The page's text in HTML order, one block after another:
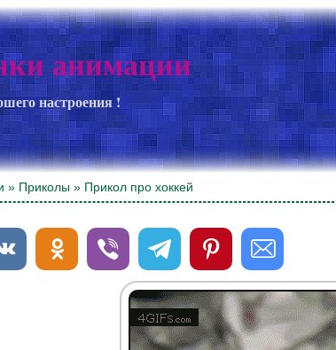
анимации
настроения !
» Приколы » Прикол про хоккей